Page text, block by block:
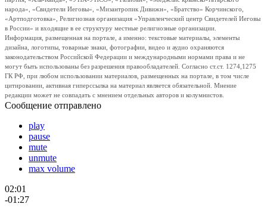
народа», «Свидетели Иеговы», «Мизантропик Дивижн», «Братство» Корчинского,
«Артподготовка», Религиозная организация «Управленческий центр Свидетелей Иеговы
в России» и входящие в ее структуру местные религиозные организации.
Информация, размещенная на портале, а именно: текстовые материалы, элементы
дизайна, логотипы, товарные знаки, фотографии, видео и аудио охраняются
законодательством Российской Федерации и международными нормами права и не
могут быть использованы без разрешения правообладателей. Согласно ст.ст. 1274,1275
ГК РФ, при любом использовании материалов, размещенных на портале, в том числе
цитировании, активная гиперссылка на материал является обязательной. Мнение
редакции может не совпадать с мнением отдельных авторов и колумнистов.
Сообщение отправлено
play
pause
mute
unmute
max volume
02:01
-01:27